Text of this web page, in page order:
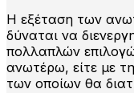
Η εξέταση των
δύναται να
πολλαπλών
ανωτέρω, είτε με
των οποίων θα